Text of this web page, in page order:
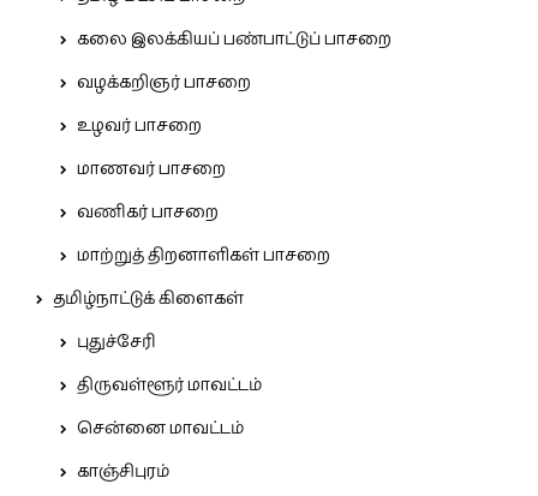
கலை இலக்கியப் பண்பாட்டுப் பாசறை
வழக்கறிஞர் பாசறை
உழவர் பாசறை
மாணவர் பாசறை
வணிகர் பாசறை
மாற்றுத் திறனாளிகள் பாசறை
தமிழ்நாட்டுக் கிளைகள்
புதுச்சேரி
திருவள்ளூர் மாவட்டம்
சென்னை மாவட்டம்
காஞ்சிபுரம்